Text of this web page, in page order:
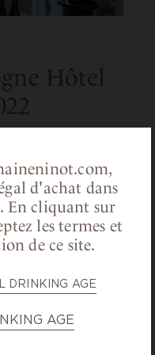
d'achat dans
En cliquant sur
les termes et
de ce site.
DRINKING AGE
AGE
Hôtel
The 23th of May
on the stand 39
wines…